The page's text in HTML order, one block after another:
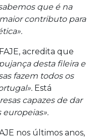
que é na
contributo para
acredita que
desta fileira e
fazem todos os
Está
capazes de dar
europeias».
nos últimos anos,